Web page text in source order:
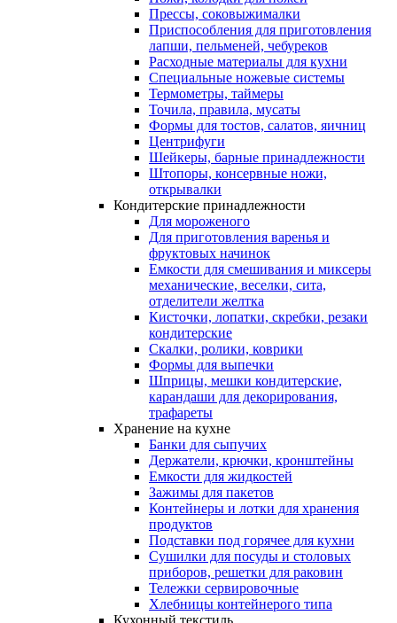
Прессы, соковыжималки
Приспособления для приготовления
лапши, пельменей, чебуреков
Расходные материалы для кухни
Специальные ножевые системы
Термометры, таймеры
Точила, правила, мусаты
Формы для тостов, салатов, яичниц
Центрифуги
Шейкеры, барные принадлежности
Штопоры, консервные ножи,
открывалки
Кондитерские принадлежности
Для мороженого
Для приготовления варенья и
фруктовых начинок
Емкости для смешивания и миксеры
механические, веселки, сита,
отделители желтка
Кисточки, лопатки, скребки, резаки
кондитерские
Скалки, ролики, коврики
Формы для выпечки
Шприцы, мешки кондитерские,
карандаши для декорирования,
трафареты
Хранение на кухне
Банки для сыпучих
Держатели, крючки, кронштейны
Емкости для жидкостей
Зажимы для пакетов
Контейнеры и лотки для хранения
продуктов
Подставки под горячее для кухни
Сушилки для посуды и столовых
приборов, решетки для раковин
Тележки сервировочные
Хлебницы контейнерого типа
Кухонный текстиль